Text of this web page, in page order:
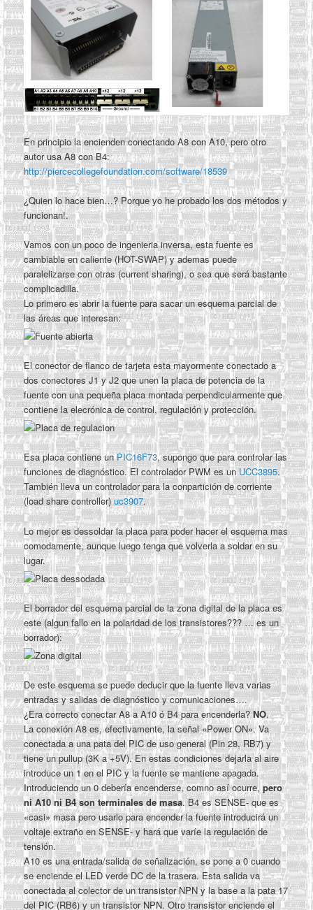
En principio la encienden conectando A8 con A10, pero otro
autor usa A8 con B4:
http://piercecollegefoundation.com/software/18539
¿Quien lo hace bien…? Porque yo he probado los dos métodos y
funcionan!.
Vamos con un poco de ingenieria inversa, esta fuente es
cambiable en caliente (HOT-SWAP) y ademas puede
paralelizarse con otras (current sharing), o sea que será bastante
complicadilla.
Lo primero es abrir la fuente para sacar un esquema parcial de
las áreas que interesan:
El conector de flanco de tarjeta esta mayormente conectado a
dos conectores J1 y J2 que unen la placa de potencia de la
fuente con una pequeña placa montada perpendicularmente que
contiene la elecrónica de control, regulación y protección.
Esa placa contiene unPIC16F73, supongo que para controlar las
funciones de diagnóstico. El controlador PWM es unUCC3895.
También lleva un controlador para la conpartición de corriente
(load share controller)uc3907.
Lo mejor es dessoldar la placa para poder hacer el esquema mas
comodamente, aunque luego tenga que volverla a soldar en su
lugar.
El borrador del esquema parcial de la zona digital de la placa es
este (algun fallo en la polaridad de los transistores??? … es un
borrador):
De este esquema se puede deducir que la fuente lleva varias
entradas y salidas de diagnóstico y comunicaciones….
¿Era correcto conectar A8 a A10 ó B4 para encenderla?NO.
La conexión A8 es, efectivamente, la señal «Power ON». Va
conectada a una pata del PIC de uso general (Pin 28, RB7) y
tiene un pullup (3K a +5V). En estas condiciones dejarla al aire
introduce un 1 en el PIC y la fuente se mantiene apagada.
Introduciendo un 0 debería encenderse, comno así ocurre,pero
ni A10 ni B4 son terminales de masa. B4 es SENSE- que es
«casi» masa pero usarlo para encender la fuente introducirá un
voltaje extraño en SENSE- y hará que varíe la regulación de
tensión.
A10 es una entrada/salida de señalización, se pone a 0 cuando
se enciende el LED verde DC de la trasera. Esta salida va
conectada al colector de un transistor NPN y la base a la pata 17
del PIC (RB6) y un transistor NPN. Otro transistor enciende el